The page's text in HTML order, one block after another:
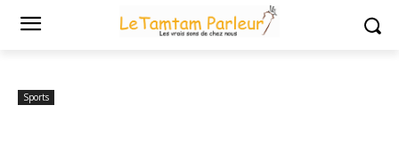
Accueil
Open de Luanda : les judokas Dabonné Zoulehia et
Sports